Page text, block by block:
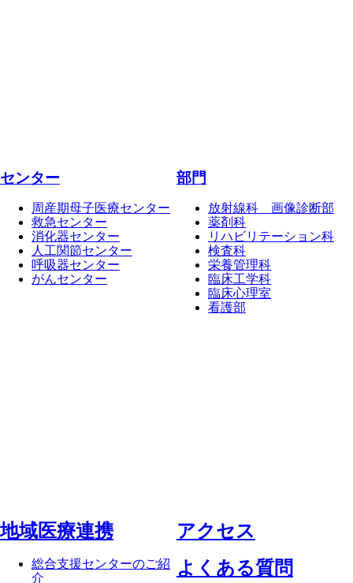
センター
周産期母子医療センター
救急センター
消化器センター
人工関節センター
呼吸器センター
がんセンター
部門
放射線科 画像診断部
薬剤科
リハビリテーション科
検査科
栄養管理科
臨床工学科
臨床心理室
看護部
地域医療連携
総合支援センターのご紹
介
アクセス
よくある質問